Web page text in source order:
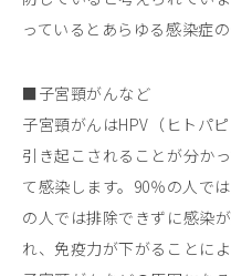
っているとあらゆる感染症
■子宮頸がんなど
子宮頸がんはHPV（ヒトパ
引き起こされることが分か
て感染します。90％の人で
の人では排除できずに感染
れ、免疫力が下がることに